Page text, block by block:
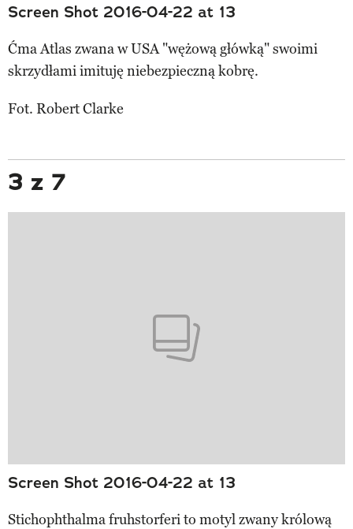
Screen Shot 2016-04-22 at 13
Ćma Atlas zwana w USA "wężową główką" swoimi
skrzydłami imituję niebezpieczną kobrę.
Fot. Robert Clarke
3 z 7
Screen Shot 2016-04-22 at 13
Stichophthalma fruhstorferi to motyl zwany królową